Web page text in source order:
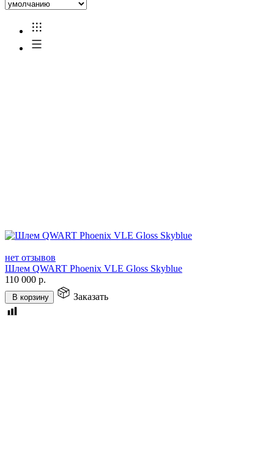
нет отзывов
Шлем QWART Phoenix VLE Gloss Skyblue
110 000 р.
В корзину Заказать